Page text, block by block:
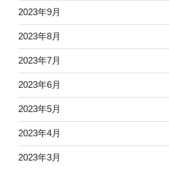
2023年9月
2023年8月
2023年7月
2023年6月
2023年5月
2023年4月
2023年3月